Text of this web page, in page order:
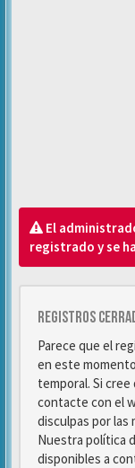
El
registrado y se
Registros
Parece que el
en este
temporal. Si
contacte con el
disculpas por las
Nuestra política
disponibles a